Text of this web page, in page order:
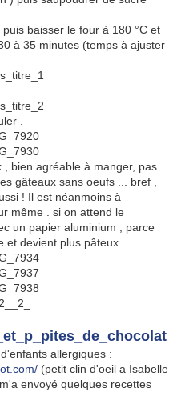
baisser le four à 180 °C et
à 35 minutes (temps à ajuster
.
, bien agréable à manger, pas
gâteaux sans oeufs ... bref ,
! Il est néanmoins à
même . si on attend le
un papier aluminium , parce
devient plus pâteux .
allergiques :
(petit clin d'oeil a Isabelle
envoyé quelques recettes